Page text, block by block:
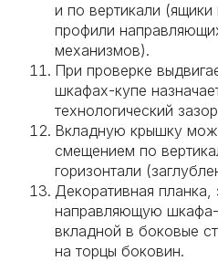
и по вертикали (ящики
профили
механизмов).
При проверке
шкафах-купе
технологический
Вкладную крышку
смещением по
горизонтали
Декоративная
направляющую
вкладной в боковые
на торцы боковин.